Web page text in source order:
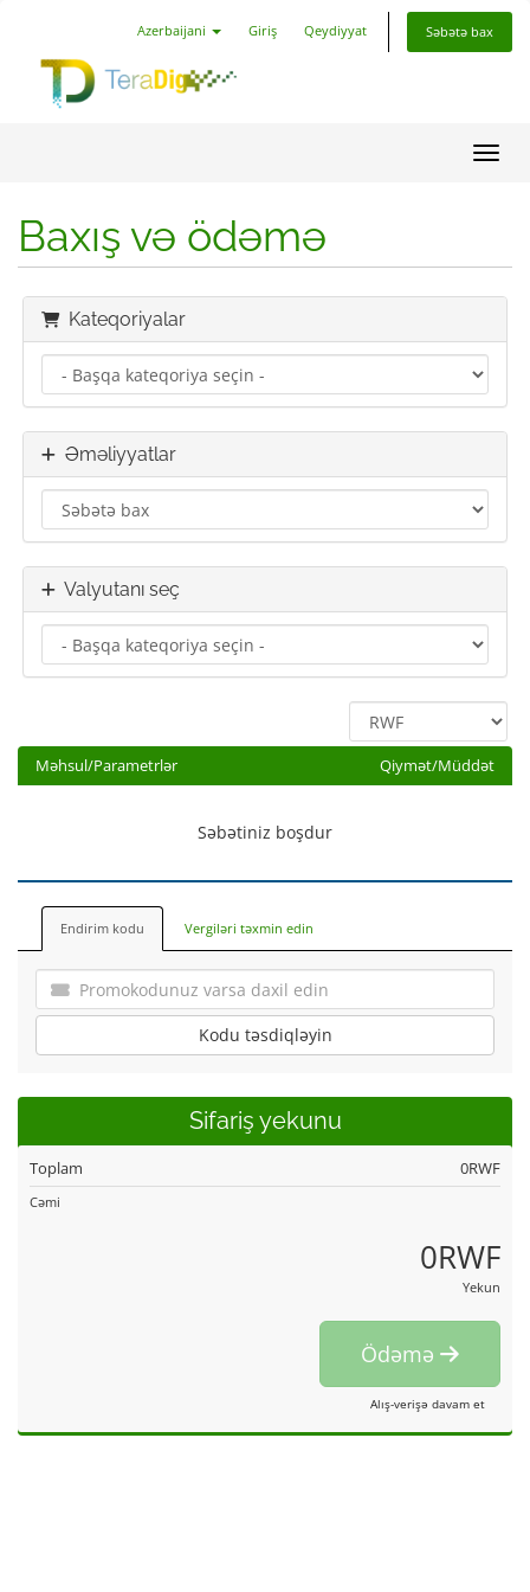
Azerbaijani Giriş Qeydiyyat Səbətə bax
Baxış və ödəmə
Kateqoriyalar
Əməliyyatlar
Valyutanı seç
Məhsul/Parametrlər Qiymət/Müddət
Səbətiniz boşdur
Endirim kodu Vergiləri təxmin edin
Kodu təsdiqləyin
Sifariş yekunu
Toplam 0RWF
Cəmi
0RWF
Yekun
Ödəmə
Alış-verişə davam et